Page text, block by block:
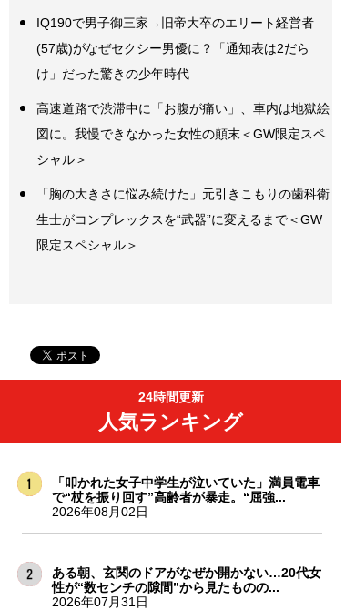
IQ190で男子御三家→旧帝大卒のエリート経営者
(57歳)がなぜセクシー男優に？「通知表は2だら
け」だった驚きの少年時代
高速道路で渋滞中に「お腹が痛い」、車内は地獄絵
図に。我慢できなかった女性の顛末＜GW限定スペ
シャル＞
「胸の大きさに悩み続けた」元引きこもりの歯科衛
生士がコンプレックスを“武器”に変えるまで＜GW
限定スペシャル＞
24時間更新
人気ランキング
「叩かれた女子中学生が泣いていた」満員電車
で“杖を振り回す”高齢者が暴走。“屈強...
2026年08月02日
ある朝、玄関のドアがなぜか開かない…20代女
性が“数センチの隙間”から見たものの...
2026年07月31日